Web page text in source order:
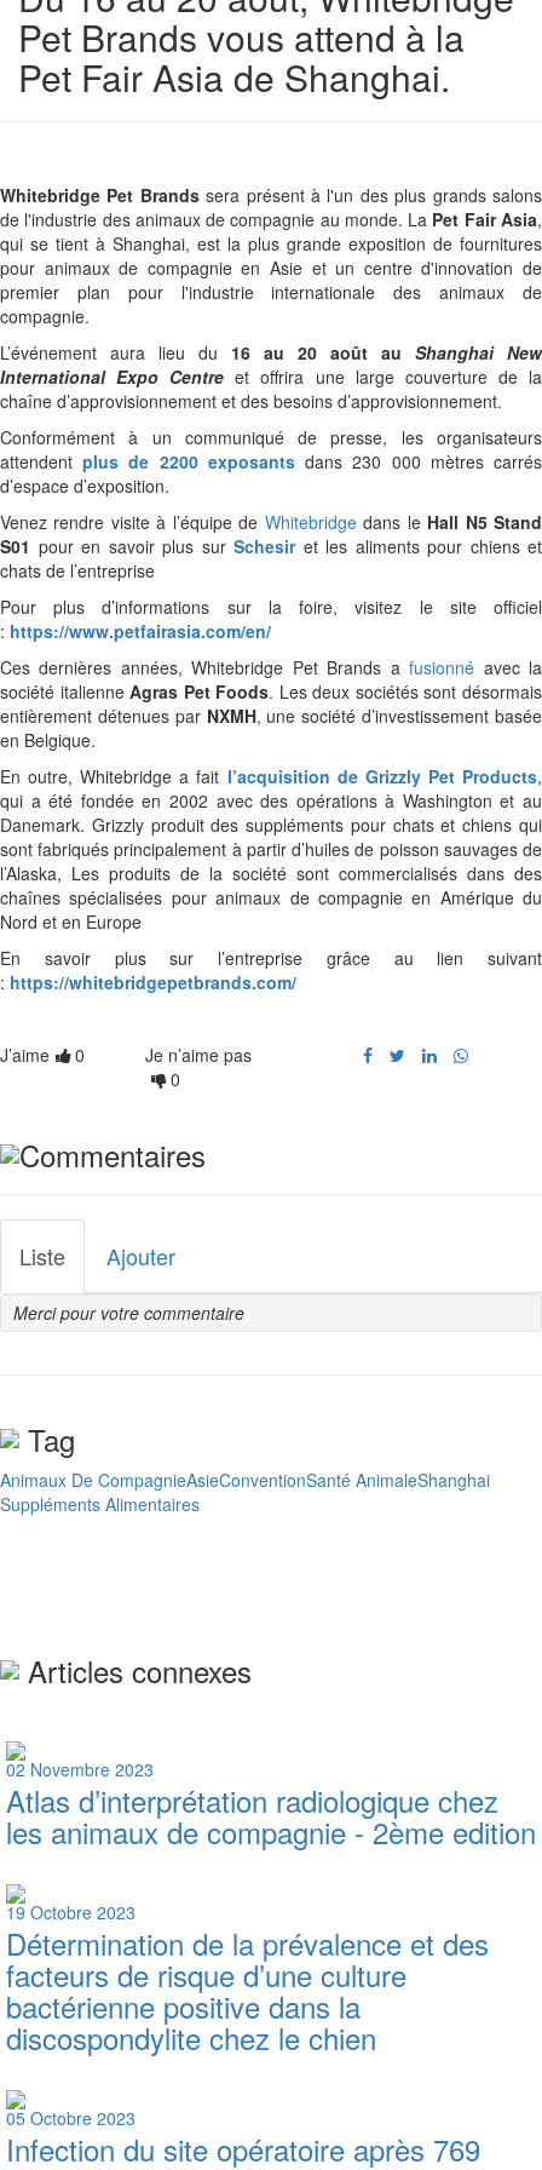
PORCS
Dernières actualités
Livres
RUMINANTS
Dernières actualités
Produits
Entreprises
Livres
VOLAILLES
Dernières actualités
Articles
Produits
Entreprises
Livres
CHEVAUX
Articles
Produits
Entreprises
Livres
Événements programmés
Produits
Entreprises
Dernières actualités
Articles
Produits
Livres
RUMINANTS
Dernières actualités
Produits
Entreprises
VOLAILLES
Dernières actualités
Articles
Entreprises
Livres
CHEVAUX
Dernières actualités
Produits
Pet Brands vous attend à la
Pet Fair Asia de Shanghai.
Whitebridge Pet Brandssera présent à l'un des plus grands salons
de l'industrie des animaux de compagnie au monde. La Pet Fair Asia,
qui se tient à Shanghai, est la plus grande exposition de fournitures
pour animaux de compagnie en Asie et un centre d'innovation de
premier plan pour l'industrie internationale des animaux de
compagnie.
L’événement aura lieu du 16 au 20 août au Shanghai New
International Expo Centre et offrira une large couverture de la
chaîne d’approvisionnement et des besoins d’approvisionnement.
Conformément à un communiqué de presse, les organisateurs
attendentplus de 2200 exposantsdans 230 000 mètres carrés
d’espace d’exposition.
Venez rendre visite à l’équipe de Whitebridgedans leHall N5 Stand
S01 pour en savoir plus sur Schesiret les aliments pour chiens et
chats de l’entreprise
Pour plus d’informations sur la foire, visitez le site officiel
: https://www.petfairasia.com/en/
Ces dernières années, Whitebridge Pet Brands afusionné avec la
société italienneAgras Pet Foods. Les deux sociétés sont désormais
entièrement détenues par NXMH, une société d’investissement basée
en Belgique.
En outre, Whitebridge a fait l’acquisition de Grizzly Pet Products,
qui a été fondée en 2002 avec des opérations à Washington et au
Danemark. Grizzly produit des suppléments pour chats et chiens qui
sont fabriqués principalement à partir d’huiles de poisson sauvages de
l’Alaska, Les produits de la société sont commercialisés dans des
chaînes spécialisées pour animaux de compagnie en Amérique du
Nord et en Europe
En savoir plus sur l’entreprise grâce au lien suivant
: https://whitebridgepetbrands.com/
J’aime 0
Je n’aime pas
0
Commentaires
Liste Ajouter
Merci pour votre commentaire
Tag
Animaux De CompagnieAsieConventionSanté AnimaleShanghai
Suppléments Alimentaires
Articles connexes
02 Novembre 2023
Atlas d’interprétation radiologique chez
les animaux de compagnie - 2ème edition
19 Octobre 2023
Détermination de la prévalence et des
facteurs de risque d’une culture
bactérienne positive dans la
discospondylite chez le chien
05 Octobre 2023
Infection du site opératoire après 769